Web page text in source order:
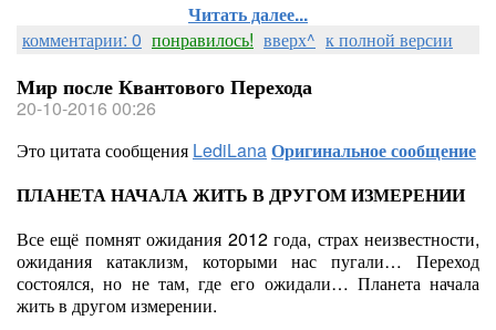
Читать далее...
комментарии: 0 понравилось! вверх^ к полной версии
Мир после Квантового Перехода
20-10-2016 00:26
Это цитата сообщения LediLanaОригинальное сообщение
ПЛАНЕТА НАЧАЛА ЖИТЬ В ДРУГОМ ИЗМЕРЕНИИ
Все ещё помнят ожидания 2012 года, страх неизвестности,
ожидания катаклизм, которыми нас пугали… Переход
состоялся, но не там, где его ожидали… Планета начала
жить в другом измерении.